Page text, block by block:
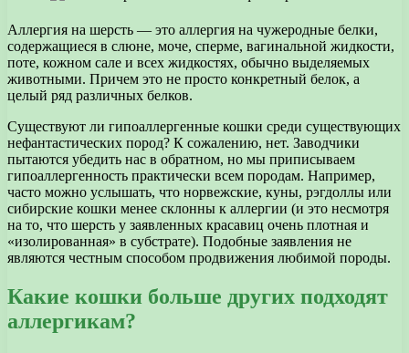
Аллергия на шерсть — это аллергия на чужеродные белки,
содержащиеся в слюне, моче, сперме, вагинальной жидкости,
поте, кожном сале и всех жидкостях, обычно выделяемых
животными. Причем это не просто конкретный белок, а
целый ряд различных белков.
Существуют ли гипоаллергенные кошки среди существующих
нефантастических пород? К сожалению, нет. Заводчики
пытаются убедить нас в обратном, но мы приписываем
гипоаллергенность практически всем породам. Например,
часто можно услышать, что норвежские, куны, рэгдоллы или
сибирские кошки менее склонны к аллергии (и это несмотря
на то, что шерсть у заявленных красавиц очень плотная и
«изолированная» в субстрате). Подобные заявления не
являются честным способом продвижения любимой породы.
Какие кошки больше других подходят
аллергикам?